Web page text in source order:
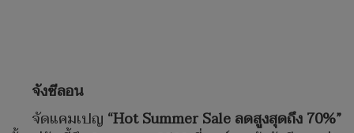
จังซีลอน
จัดแคมเปญ “Hot Summer Sale ลดสูงสุดถึง 70%”